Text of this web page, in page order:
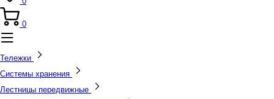
0
Тележки
Системы хранения
Лестницы передвижные